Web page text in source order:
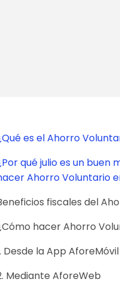
es el Ahorro
qué julio es un buen
Ahorro Voluntario
fiscales del
hacer Ahorro
Desde la App AforeMóvil
Mediante AforeWeb